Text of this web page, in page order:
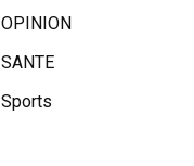
OPINION
SANTE
Sports